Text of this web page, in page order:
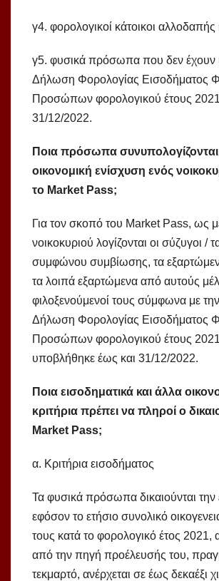
γ4. φορολογικοί κάτοικοι αλλοδαπής
γ5. φυσικά πρόσωπα που δεν έχουν
Δήλωση Φορολογίας Εισοδήματος
Προσώπων φορολογικού έτους
31/12/2022.
Ποια πρόσωπα
οικονομική ενίσχυση ενός
το Market Pass;
Για τον σκοπό του Market Pass, ως
νοικοκυριού λογίζονται οι σύζυγοι /
συμφώνου συμβίωσης, τα
τα λοιπά εξαρτώμενα από αυτούς
φιλοξενούμενοί τους σύμφωνα με την
Δήλωση Φορολογίας Εισοδήματος
Προσώπων φορολογικού έτους
υποβλήθηκε έως και 31/12/2022.
Ποια εισοδηματικά και άλλα
κριτήρια πρέπει να πληροί ο
Market Pass;
α. Κριτήρια εισοδήματος
Τα φυσικά πρόσωπα δικαιούνται την
εφόσον το ετήσιο συνολικό
τους κατά το φορολογικό έτος 2021,
από την πηγή προέλευσής του,
τεκμαρτό, ανέρχεται σε έως δεκαέξι